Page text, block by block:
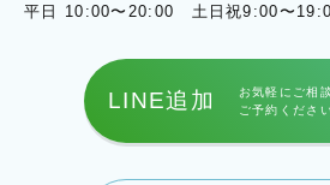
平日 10:00〜20:00 土日祝9:00〜
LINE追加
お気軽にご相談
ご予約くださ